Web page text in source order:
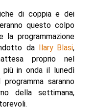
di coppia e dei
questo colpo
programmazione
da Ilary Blasi,
proprio nel
più in onda il lunedì
saranno
della settimana,